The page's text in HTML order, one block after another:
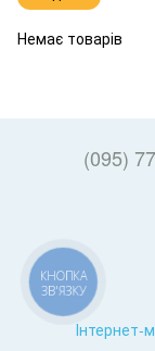
Немає товарів
(095)
Інтернет-
КНОПКА
ЗВ'ЯЗКУ